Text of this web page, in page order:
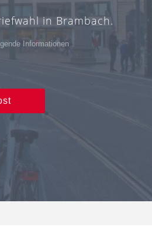
in Brambach.
Informationen